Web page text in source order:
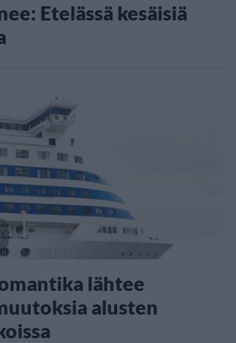
Etelässä kesäisiä
lähtee
alusten